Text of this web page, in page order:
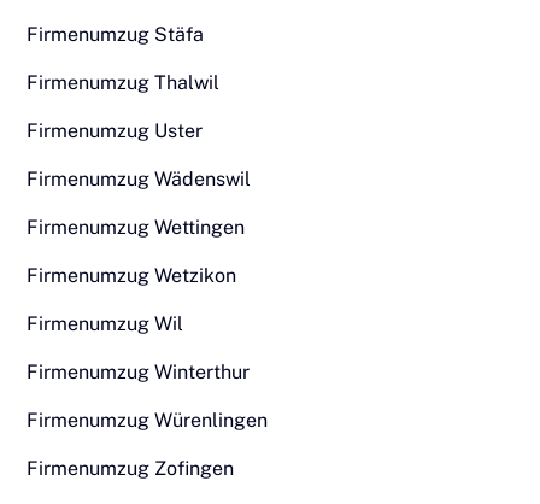
Firmenumzug Stäfa
Firmenumzug Thalwil
Firmenumzug Uster
Firmenumzug Wädenswil
Firmenumzug Wettingen
Firmenumzug Wetzikon
Firmenumzug Wil
Firmenumzug Winterthur
Firmenumzug Würenlingen
Firmenumzug Zofingen